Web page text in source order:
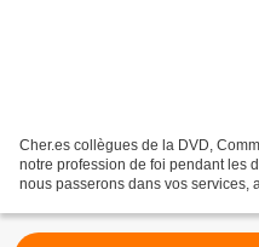
Cher.es collègues de la DVD,
notre profession de foi pendant les
nous passerons dans vos services,